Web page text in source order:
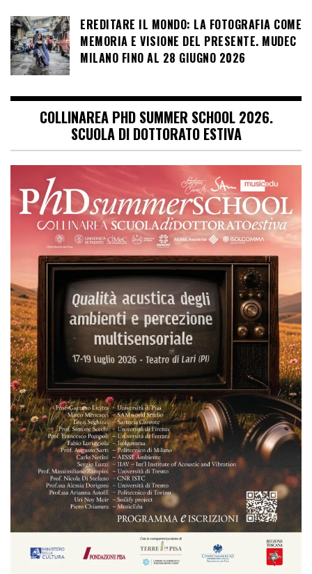
EREDITARE IL MONDO: LA FOTOGRAFIA COME
MEMORIA E VISIONE DEL PRESENTE. MUDEC
MILANO FINO AL 28 GIUGNO 2026
COLLINAREA PHD SUMMER SCHOOL 2026.
SCUOLA DI DOTTORATO ESTIVA